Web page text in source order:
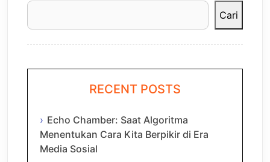
Cari
RECENT POSTS
Echo Chamber: Saat Algoritma
Menentukan Cara Kita Berpikir di Era
Media Sosial